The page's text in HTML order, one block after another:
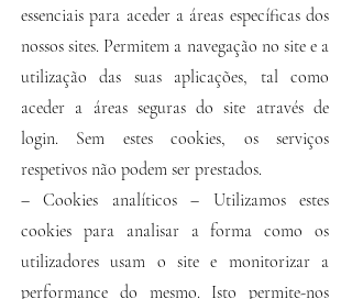
essenciais para aceder a áreas específicas dos
nossos sites. Permitem a navegação no site e a
utilização das suas aplicações, tal como
aceder a áreas seguras do site através de
login. Sem estes cookies, os serviços
respetivos não podem ser prestados.
– Cookies analíticos – Utilizamos estes
cookies para analisar a forma como os
utilizadores usam o site e monitorizar a
performance do mesmo. Isto permite-nos